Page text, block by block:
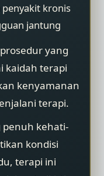
kronis
jantung
yang
kaidah terapi
kenyamanan
terapi.
kehati-
kondisi
terapi ini